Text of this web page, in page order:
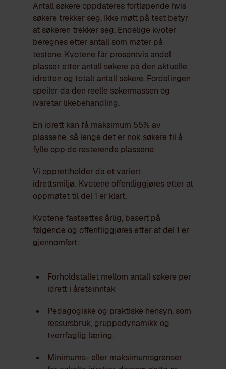
Antall søkere oppdateres fortløpende hvis
søkere trekker seg. Ikke møtt på test betyr
at søkeren trekker seg. Endelige kvoter
beregnes etter antall som møter på
testene. Kvotene får prosentvis andel
plasser etter antall søkere på den aktuelle
idretten og totalt antall søkere. Fordelingen
speiler da den reelle søkermassen og
ivaretar likebehandling.
En idrett kan få maksimum 55% av
plassene, så lenge det er nok søkere til å
fylle opp de resterende plassene.
Vi opprettholder da et variert
idrettsmiljø. Kvotene offentliggjøres etter at
oppmøtet til del 1 er klart,
Kvotene fastsettes årlig, basert på
følgende og offentliggjøres etter at del 1 er
gjennomført:
Forholdstallet mellom antall søkere per
idrett i årets inntak
Pedagogiske og praktiske hensyn, som
ressursbruk, gruppedynamikk og
tverrfaglig læring.
Minimums- eller maksimumsgrenser